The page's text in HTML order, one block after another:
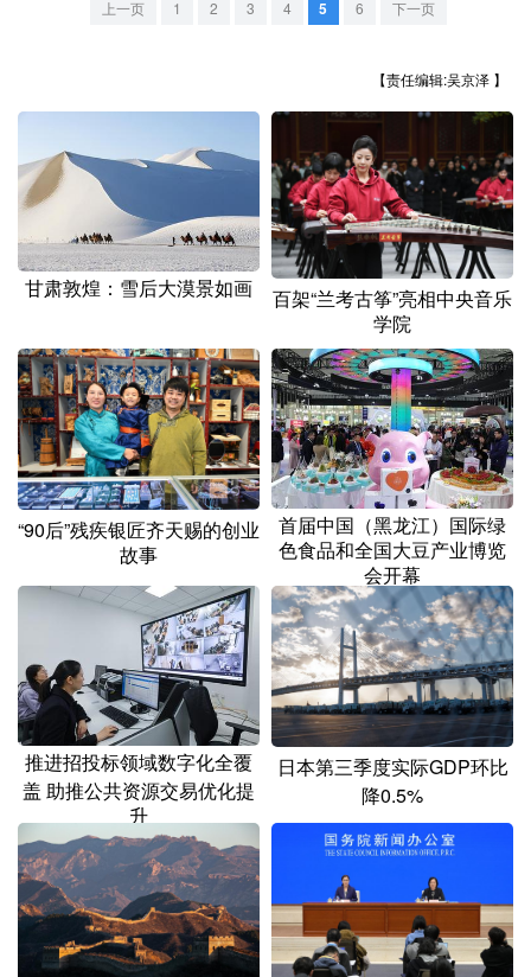
贵州 云南
黑龙江
多语种频道
English Español Français عربى
日本語 한국어
Deutsch Português
上一页 1 2 3 4 5 6 下一页
【责任编辑:吴京泽 】
甘肃敦煌：雪后大漠景如画
百架“兰考古筝”亮相中央音乐
学院
“90后”残疾银匠齐天赐的创业
故事
首届中国（黑龙江）国际绿
色食品和全国大豆产业博览
会开幕
推进招投标领域数字化全覆
盖 助推公共资源交易优化提
升
日本第三季度实际GDP环比
降0.5%